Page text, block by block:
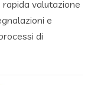
valutazione
e
di